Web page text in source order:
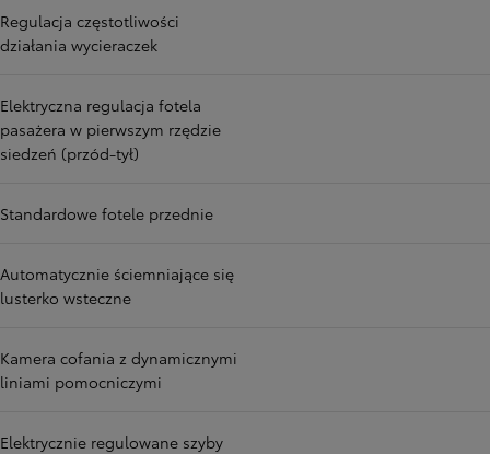
Regulacja częstotliwości
działania wycieraczek
Elektryczna regulacja fotela
pasażera w pierwszym rzędzie
siedzeń (przód-tył)
Standardowe fotele przednie
Automatycznie ściemniające się
lusterko wsteczne
Kamera cofania z dynamicznymi
liniami pomocniczymi
Elektrycznie regulowane szyby